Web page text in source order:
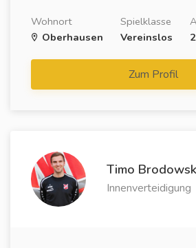
Wohnort
Oberhausen
Spielklasse
Vereinslos
Zum Profil
Timo
Innenverteidigung